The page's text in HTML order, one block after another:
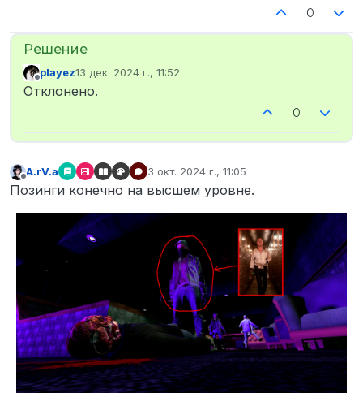
0
Не в сети
playez13 дек. 2024 г., 11:52
отредактировано
Отклонено.
0
Не в сети
A.rV.a 3 окт. 2024 г., 11:05
отредактировано
Позинги конечно на высшем уровне.